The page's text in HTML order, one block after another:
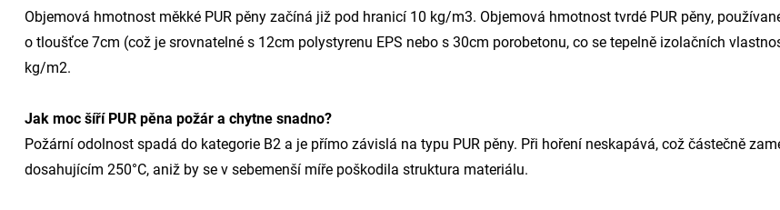
Objemová hmotnost měkké PUR pěny začíná již pod hranicí 10 kg/m3. Objemová hmotnost tvrdé PUR pěny,
o tloušťce 7cm (což je srovnatelné s 12cm polystyrenu EPS nebo s 30cm porobetonu, co se tepelně izolačních
kg/m2.
Jak moc šíří PUR pěna požár a chytne snadno?
Požární odolnost spadá do kategorie B2 a je přímo závislá na typu PUR pěny. Při hoření neskapává, což částečně
dosahujícím 250°C, aniž by se v sebemenší míře poškodila struktura materiálu.